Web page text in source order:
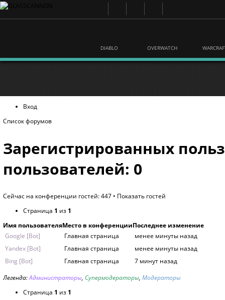
DIABLO OVERWATCH
Вход
Список форумов
Зарегистрированных
пользователей: 0
Сейчас на конференции гостей: 447 • Показать гостей
Страница 1 из 1
Имя пользователяМесто в конференцииПоследнее изменение
Google [Bot]
Главная страница
менее минуты назад
Yandex [Bot]
Главная страница
менее минуты назад
Bing [Bot]
Главная страница
7 минут назад
Легенда:Администраторы, Супермодераторы, Модераторы
Страница 1 из 1